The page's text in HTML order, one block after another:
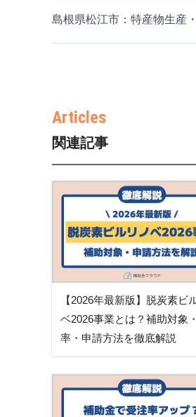
島根県松江市：特産物生産
関連記事
【2026年最新版】脱炭素ビ
ベ2026事業とは？補助対象
率・申請方法を徹底解説